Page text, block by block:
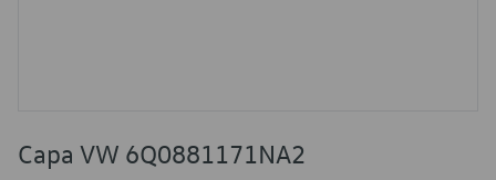
Capa VW 6Q0881171NA2